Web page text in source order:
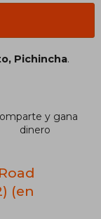
Pichincha.
y gana
dinero
(en